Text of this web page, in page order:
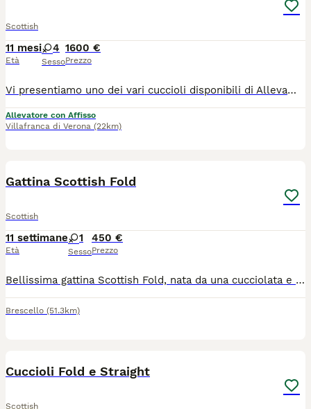
Scottish
11 mesi
Età
4
Sesso
1600 €
Prezzo
Vi presentiamo uno dei vari cuccioli disponibili di Allevamento Casa HD Von Panty 🐱 Tutti i nostri cuccioli vengono cresciuti per i primi mesi da noi affinché non raggiungono i 3 mesi d’età, momento a partire dal quale saranno pronti ad entrare a far parte della nuova famiglia. 🙋🏻‍♀️ Innamorarsi di questi cuccioli è molto facile. Per questo vi suggeriamo sempre di prenotare il cucciolo con largo anticipo. 🏠Venite a farci visita di persona presso il nostro Allevamento, sarà amore a prima vista ♥️ 💕Inoltre potremmo dialogare assieme per scoprire le vostre affinità con il cucciolo e darvi dei consigli per costruire una piacevole relazione felina. Ricordiamo che tutti i nostri cuccioli vengono ceduti con: 1) Contratto 2) libretto sanitario e Pedigree 3) Vaccinazioni e sverminazione 4) Microchip 5) Certificato di buona salute 6) Test genitori 7)Kit giochi e consigli comportamentali e alimentari per relazionarsi con il cucciolo I nostri cuccioli sono già educati al tiragraffi e all’uso della lettiera. Un animale è magia 🫶🏻 📍ci trovate a Villafranca di Verona in via Carlo Alberto, 44 oppure a Caselle di Sommacampagna in via della Pace, 12 ☎️ prendete appuntamento telefonico al 348 4095905 🛜 https://allevamentocasahdvonbaunty.com Ciao 🐾 Milena e Andrea 🐾
Allevatore con Affisso
Villafranca di Verona (22km)
Gattina Scottish Fold
Scottish
11 settimane
Età
1
Sesso
450 €
Prezzo
Bellissima gattina Scottish Fold, nata da una cucciolata e ultima rimasta. È dolcissima, molto giocherellona, già svezzata e sta imparando a usare la lettiera. Nata il 22 maggio, sarà pronta per raggiungere la sua nuova famiglia tra una settimana. Prezzo: 450 Mamma e papà visibili Vaccinazioni a carico dell’acquirente Cerco una famiglia che la accolga con amore e che sia composta da persone realmente interessate e amanti degli animali. Per maggiori informazioni, foto o per fissare una visita, contattatemi in privato.
Brescello (51.3km)
Cuccioli Fold e Straight
Scottish